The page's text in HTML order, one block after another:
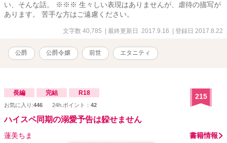
い、そんな話。 ※※※ 生々しい表現はありませんが、虐待の描写が
あります。 苦手な方はご遠慮ください。
文字数 40,785 | 最終更新日 2017.9.16 | 登録日 2017.8.22
公爵 公爵令嬢 前世 エタニティ
長編 完結 R18
お気に入り:446 24h.ポイント： 42
215
ハイスペ同期の溺愛予告は躱せません
蓮美ちま 書籍情報